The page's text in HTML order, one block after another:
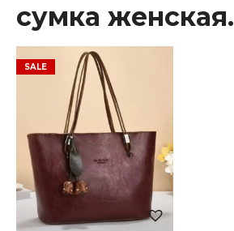
сумка женская.